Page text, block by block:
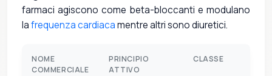
farmaci agiscono come beta-bloccanti e modulano
lafrequenza cardiacamentre altri sono diuretici.
NOME
COMMERCIALE
PRINCIPIO
ATTIVO
CLASSE